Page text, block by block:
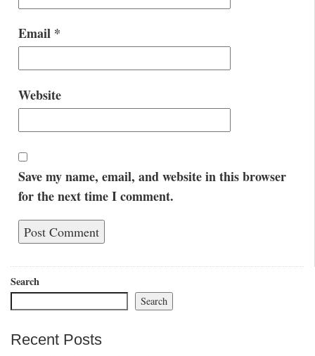
Email *
Website
Save my name, email, and website in this browser
for the next time I comment.
Search
Search
Recent Posts